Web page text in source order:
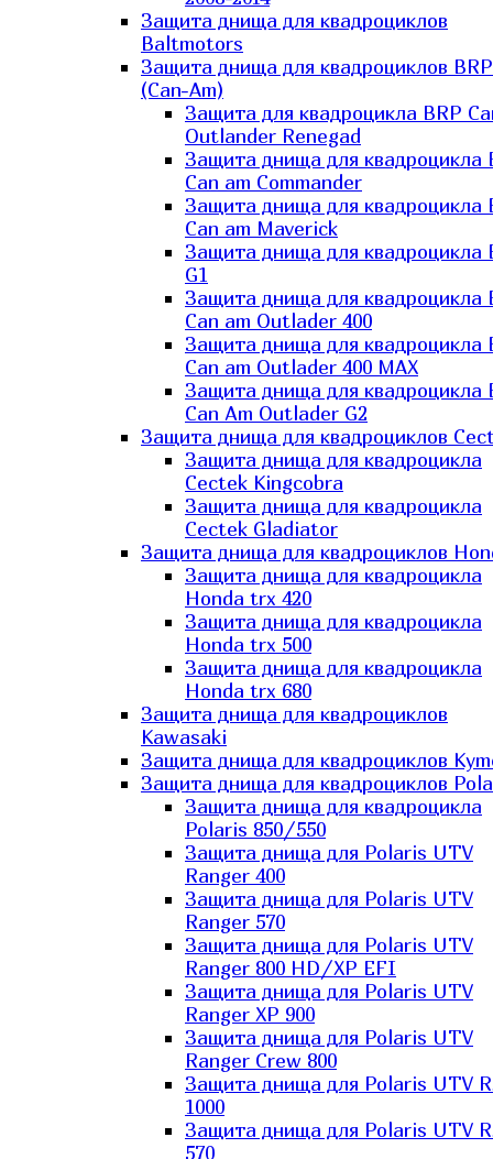
Защита днища для квадроциклов
Baltmotors
Защита днища для квадроциклов BRP
(Can-Am)
Защита для квадроцикла BRP
Outlander Renegad
Защита днища для квадроцикла
Can am Commander
Защита днища для квадроцикла
Can am Maverick
Защита днища для квадроцикла
G1
Защита днища для квадроцикла
Can am Outlader 400
Защита днища для квадроцикла
Can am Outlader 400 MAX
Защита днища для квадроцикла
Can Аm Outlader G2
Защита днища для квадроциклов
Защита днища для квадроцикла
Cectek Kingcobra
Защита днища для квадроцикла
Cectek Gladiator
Защита днища для квадроциклов
Защита днища для квадроцикла
Honda trx 420
Защита днища для квадроцикла
Honda trx 500
Защита днища для квадроцикла
Honda trx 680
Защита днища для квадроциклов
Kawasaki
Защита днища для квадроциклов
Защита днища для квадроциклов
Защита днища для квадроцикла
Polaris 850/550
Защита днища для Polaris UTV
Ranger 400
Защита днища для Polaris UTV
Ranger 570
Защита днища для Polaris UTV
Ranger 800 HD/XP EFI
Защита днища для Polaris UTV
Ranger XP 900
Защита днища для Polaris UTV
Ranger Сrew 800
Защита днища для Polaris UTV
1000
Защита днища для Polaris UTV
570